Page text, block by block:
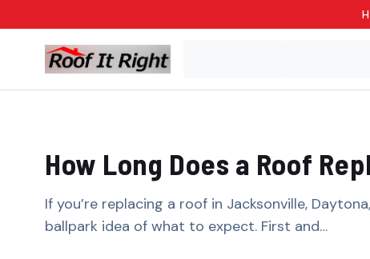
How Long Does a Roof Replacement Take?​​​​‌
If you’re replacing a roof in Jacksonville,
ballpark idea of what to expect. First and…​​​​‌ ‍ ​‍​‍‌‍ ‌ ​‍‌‍‍‌‌‍‌ ‌‍‍‌‌‍ ‍​‍​‍​ ‍‍​‍​‍‌ ​ ‌‍​‌‌‍ ‍‌‍‍‌‌ ‌​‌ ‍‌​‍ ‍‌‍‍‌‌‍ ​‍​‍​‍ ​​‍​‍‌‍‍​‌ ​‍‌‍‌‌‌‍‌‍​‍​‍​ ‍‍​‍​‍‌‍‍​‌ ‌​‌ ‌​‌ ​​​ ‍‍​‍ ​‍ ‌‍ ​‌‍ ‌‍​ ‌‍​‌‌‍ ​‌‍‍​‌‍ ‌ ​ ‌ ‌​​ ‍‍​ ​ ​ ​ ​ ​ ​ ​ ​‍ ‌‍‍‌‌‍ ‍‌ ‌​‌‍‌‌‌‍ ‍‌ ‌​​‍ ‌‍‌‌‌‍‌​‌‍‍‌‌ ‌​​‍ ‌‍ ‌‌‍ ‌‍‌​‌‍‌‌​ ‌‌ ​​‌ ​‍‌‍‌‌‌ ​ ‌‍‌‌‌‍ ‍‌ ‌​‌‍​‌‌ ‌​‌‍‍‌‌‍ ‌‍ ‍​ ‍ ‌‍‍‌‌‍‌​​ ‌‌‍​‍‌‍ ​‌‍ ‌‍‌ ​‍ ‌‌ ‌ ‌ ​​​‍ ‌‌‍‍​‌‍ ‌ ‌ ​‍ ‌‌‍ ​‌‍ ‌‍ ‍‌‍‌ ​‍ ‌‌‍‌​‌‍ ‌‍‌‌‌ ​ ​‍ ‌‌‍​‌​‍ ‌‌ ​‍‌‍ ‌‍ ‌‍‌‍​‍ ‌‌ ​‍‌‍‌‌‌ ​​‌‍ ​‌‍​‌‌‍​ ‌‍‌‌‌‍ ‌‌‍‌‌‌‍ ‍‌ ‌​​‍ ‌‌ ‌​‌‍​‌‌‍‍ ‌‍‌‌​ ‍ ‌ ‌​‌ ‍‌‌ ​​‌‍‌‌​ ‌‌‍​‍‌‍ ​‌‍ ‌‍‌ ​ ‍ ‌ ​​‌‍​‌‌ ‌​‌‍‍​​ ‌‌‍‌​‌‍‌‌‌ ​ ‌‍​ ‌ ​‍‌‍‍‌‌ ​​‌ ‌​‌‍‍‌‌‍ ‌‍ ‍​ ‌‍​‍‌‍​‌‌ ​ ‌‍‌‌‌‌‌‌‌ ​‍‌‍ ​​ ‌‌‍‍​‌ ‌​‌ ‌​‌ ​​​‍‌‌​ ​ ‌​​‌​‍‌‌​ ​‍‌​‌‍​‍‌‌​ ​‍‌​‌‍‌‍ ​‌‍ ‌‍​ ‌‍​‌‌‍ ​‌‍‍​‌‍ ‌ ​ ‌ ‌​​‍‌‌​ ​ ‌​​‌​ ​ ​ ​ ​ ​ ​ ​ ​‍‌‍‌‍‍‌‌‍‌​​ ‌‌‍​‍‌‍ ​‌‍ ‌‍‌ ​‍ ‌‌ ‌ ‌ ​​​‍ ‌‌‍‍​‌‍ ‌ ‌ ​‍ ‌‌‍ ​‌‍ ‌‍ ‍‌‍‌ ​‍ ‌‌‍‌​‌‍ ‌‍‌‌‌ ​ ​‍ ‌‌‍​‌​‍ ‌‌ ​‍‌‍ ‌‍ ‌‍‌‍​‍ ‌‌ ​‍‌‍‌‌‌ ​​‌‍ ​‌‍​‌‌‍​ ‌‍‌‌‌‍ ‌‌‍‌‌‌‍ ‍‌ ‌​​‍ ‌‌ ‌​‌‍​‌‌‍‍ ‌‍‌‌​‍‌‍‌ ‌​‌ ‍‌‌ ​​‌‍‌‌​ ‌‌‍​‍‌‍ ​‌‍ ‌‍‌ ​‍‌‍‌ ​​‌‍​‌‌ ‌​‌‍‍​​ ‌‌‍‌​‌‍‌‌‌ ​ ‌‍​ ‌ ​‍‌‍‍‌‌ ​​‌ ‌​‌‍‍‌‌‍ ‌‍ ‍​‍‌‍‌ ​​‌‍‌‌‌ ​‍‌ ​ ‌ ​​‌‍‌‌‌‍​ ‌ ‌​‌‍‍‌‌ ‌‍‌‍‌‌​ ‌‌ ​​‌ ‌‌‌‍​‍‌‍ ​‌‍‍‌‌ ​ ‌‍‍​‌‍‌‌‌‍‌​​‍​‍‌ ‌